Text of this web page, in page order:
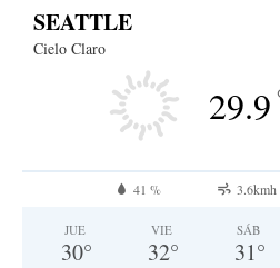
SEATTLE
Cielo Claro
29.9
41 % 3.6kmh
JUE
30°
VIE
32°
SÁB
31°